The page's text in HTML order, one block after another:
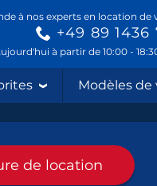
à nos experts en location de
+49 89 1436
à partir de 10:00 -
Modèles de
de location